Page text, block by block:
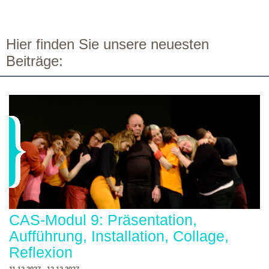
Hier finden Sie unsere neuesten
Beiträge:
CAS-Modul 9: Präsentation,
Aufführung, Installation, Collage,
Reflexion